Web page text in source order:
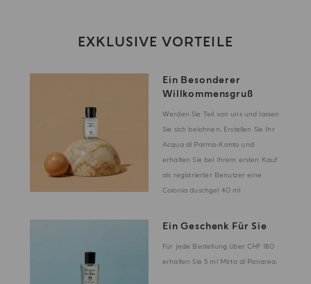
EXKLUSIVE VORTEILE
Ein Besonderer
Willkommensgruß
Werden Sie Teil von uns und lassen
Sie sich belohnen. Erstellen Sie Ihr
Acqua di Parma-Konto und
erhalten Sie bei Ihrem ersten Kauf
als registrierter Benutzer eine
Colonia duschgel 40 ml
Ein Geschenk Für Sie
Für jede Bestellung über CHF 180
erhalten Sie 5 ml Mirto di Panarea.